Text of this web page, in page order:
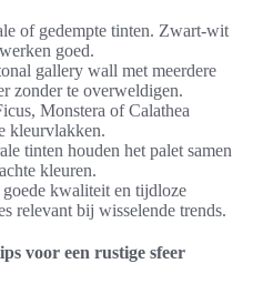
of gedempte tinten. Zwart-wit
goed.
gallery wall met meerdere
zonder te overweldigen.
Monstera of Calathea
kleurvlakken.
tinten houden het palet samen
kleuren.
kwaliteit en tijdloze
relevant bij wisselende trends.
voor een rustige sfeer